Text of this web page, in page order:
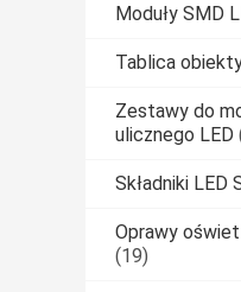
Moduły SMD
Tablica
Zestawy do
ulicznego LED
Składniki
Oprawy
(19)